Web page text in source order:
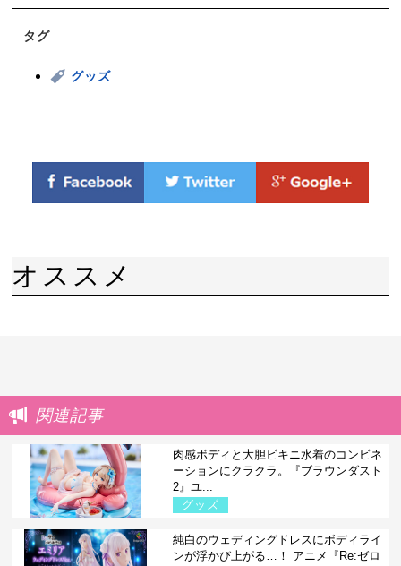
タグ
グッズ
オススメ
関連記事
肉感ボディと大胆ビキニ水着のコンビネ
ーションにクラクラ。『ブラウンダスト
2』ユ...
グッズ
純白のウェディングドレスにボディライ
ンが浮かび上がる…！ アニメ『Re:ゼロ